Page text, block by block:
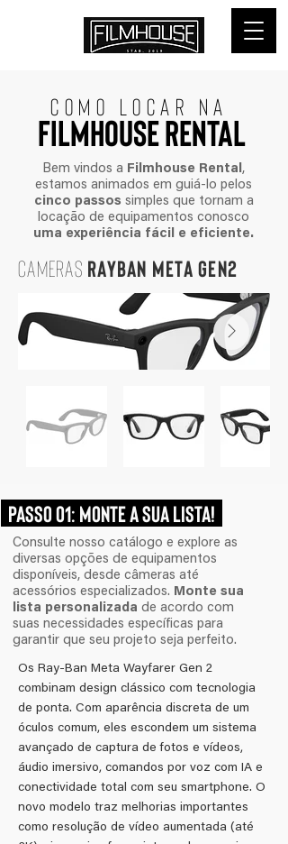
FILMHOUSE RENTAL
COMO LOCAr NA
Bem vindos a Filmhouse Rental,
estamos animados em guiá-lo pelos
cinco passos simples que tornam a
locação de equipamentos conosco
uma experiência fácil e eficiente.
CAMERAS RAYBAN META GEn2
PASSO 01: MONTE A SUA LISTA!
Consulte nosso catálogo e explore as
diversas opções de equipamentos
disponíveis, desde câmeras até
acessórios especializados. Monte sua
lista personalizada de acordo com
suas necessidades específicas para
garantir que seu projeto seja perfeito.
Os Ray-Ban Meta Wayfarer Gen 2
combinam design clássico com tecnologia
de ponta. Com aparência discreta de um
óculos comum, eles escondem um sistema
avançado de captura de fotos e vídeos,
áudio imersivo, comandos por voz com IA e
conectividade total com seu smartphone. O
novo modelo traz melhorias importantes
como resolução de vídeo aumentada (até